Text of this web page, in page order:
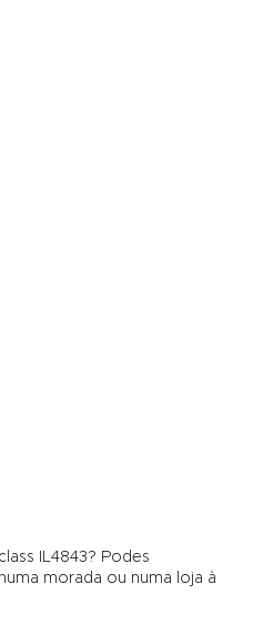
IL4843? Podes
morada ou numa loja à